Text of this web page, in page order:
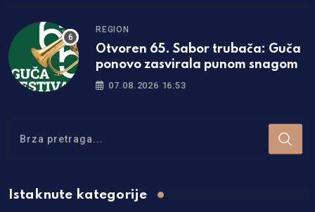
REGION
Otvoren 65. Sabor trubača: Guča
ponovo zasvirala punom snagom
07.08.2026 16:53
Istaknute kategorije